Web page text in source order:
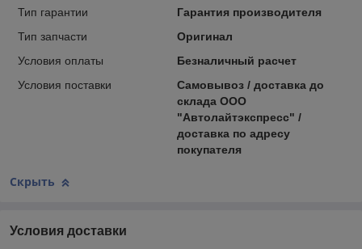
Тип гарантии
Гарантия производителя
Тип запчасти
Оригинал
Условия оплаты
Безналичный расчет
Условия поставки
Самовывоз / доставка до
склада ООО
"Автолайтэкспресс" /
доставка по адресу
покупателя
Скрыть
Условия доставки